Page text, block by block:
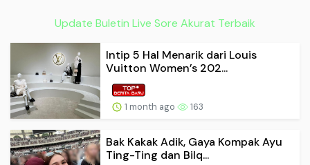
Update Buletin Live Sore Akurat Terbaik
Intip 5 Hal Menarik dari Louis
Vuitton Women’s 202...
1 month ago 163
Bak Kakak Adik, Gaya Kompak Ayu
Ting-Ting dan Bilq...